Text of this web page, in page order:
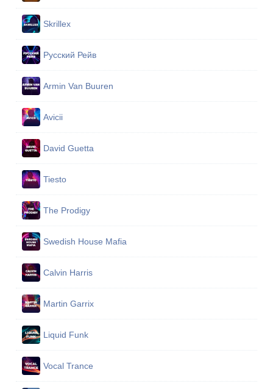
Skrillex
Русский Рейв
Armin Van Buuren
Avicii
David Guetta
Tiesto
The Prodigy
Swedish House Mafia
Calvin Harris
Martin Garrix
Liquid Funk
Vocal Trance